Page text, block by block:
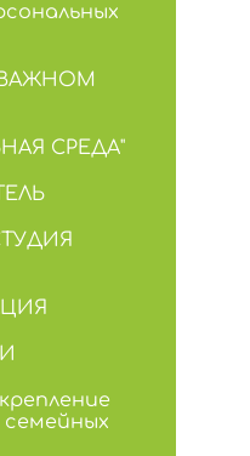
СРЕДА"